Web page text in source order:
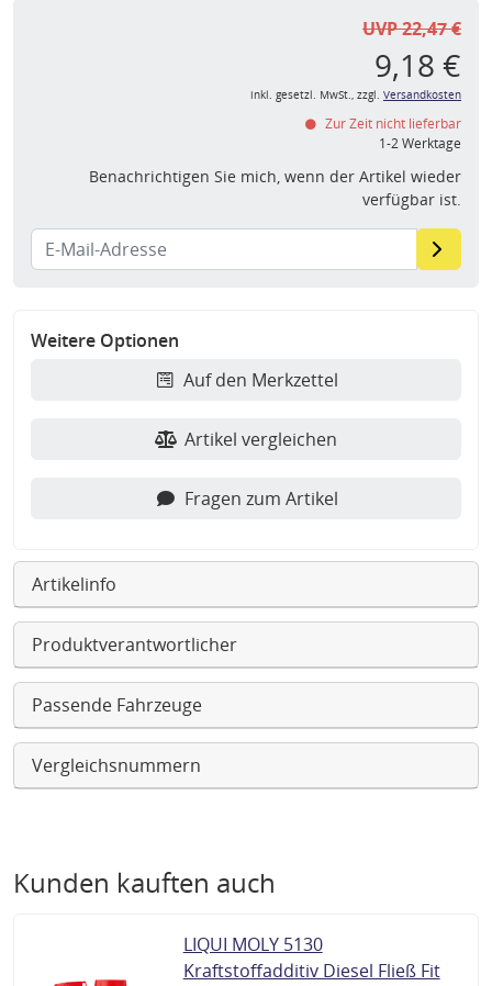
UVP 22,47 €
9,18 €
inkl. gesetzl. MwSt., zzgl. Versandkosten
Zur Zeit nicht lieferbar
1-2 Werktage
Benachrichtigen Sie mich, wenn der Artikel wieder
verfügbar ist.
Weitere Optionen
Auf den Merkzettel
Artikel vergleichen
Fragen zum Artikel
Artikelinfo
Produktverantwortlicher
Passende Fahrzeuge
Vergleichsnummern
Kunden kauften auch
LIQUI MOLY 5130
Kraftstoffadditiv Diesel Fließ Fit